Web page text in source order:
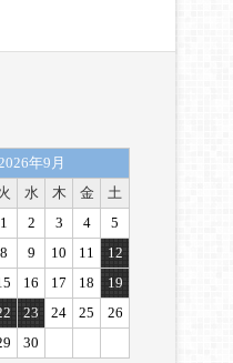
年9月
水 木 金
土
1
2 3 4
5
8 9 10 11
12
16 17 18
19
23 24 25
26
30